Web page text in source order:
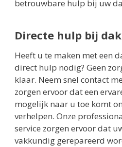
betrouwbare hulp bij uw
Directe hulp bij
Heeft u te maken met een
direct hulp nodig? Geen
klaar. Neem snel contact
zorgen ervoor dat een
mogelijk naar u toe komt
verhelpen. Onze
service zorgen ervoor dat
vakkundig gerepareerd